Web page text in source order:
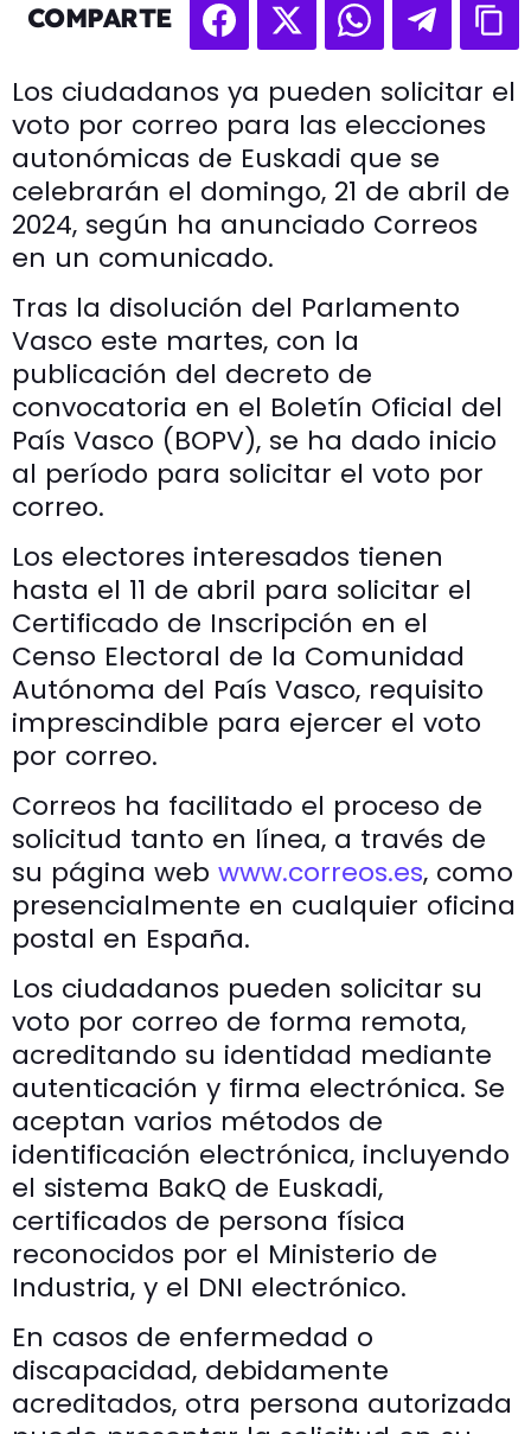
COMPARTE
Los ciudadanos ya pueden solicitar el
voto por correo para las elecciones
autonómicas de Euskadi que se
celebrarán el domingo, 21 de abril de
2024, según ha anunciado Correos
en un comunicado.
Tras la disolución del Parlamento
Vasco este martes, con la
publicación del decreto de
convocatoria en el Boletín Oficial del
País Vasco (BOPV), se ha dado inicio
al período para solicitar el voto por
correo.
Los electores interesados tienen
hasta el 11 de abril para solicitar el
Certificado de Inscripción en el
Censo Electoral de la Comunidad
Autónoma del País Vasco, requisito
imprescindible para ejercer el voto
por correo.
Correos ha facilitado el proceso de
solicitud tanto en línea, a través de
su página web www.correos.es, como
presencialmente en cualquier oficina
postal en España.
Los ciudadanos pueden solicitar su
voto por correo de forma remota,
acreditando su identidad mediante
autenticación y firma electrónica. Se
aceptan varios métodos de
identificación electrónica, incluyendo
el sistema BakQ de Euskadi,
certificados de persona física
reconocidos por el Ministerio de
Industria, y el DNI electrónico.
En casos de enfermedad o
discapacidad, debidamente
acreditados, otra persona autorizada